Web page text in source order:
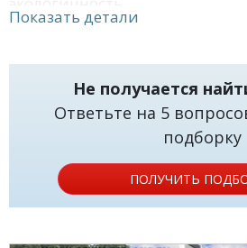
Оникс (Керамейя)
современные и
разработанные с учетом
предпочтений наших
выбрать проект, который
и мы с удовольствием
его.
Показать детали
Не получается
Ответьте на 5
подборку
ПОЛУЧИТЬ